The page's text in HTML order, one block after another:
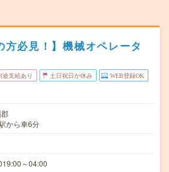
方必見！】機械オペレータ
途支給あり 土日祝日が休み WEB登録OK
から車6分
～04:00